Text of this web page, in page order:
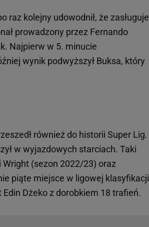
raz kolejny udowodnił, że zasługuje
prowadzony przez Fernando
Najpierw w 5. minucie
wynik podwyższył Buksa, który
również do historii Super Lig.
w wyjazdowych starciach. Taki
(sezon 2022/23) oraz
piąte miejsce w ligowej klasyfikacji
Dżeko z dorobkiem 18 trafień.